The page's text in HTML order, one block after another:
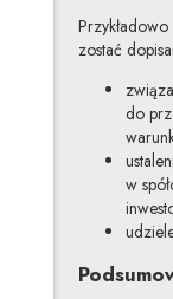
zostać
do
w